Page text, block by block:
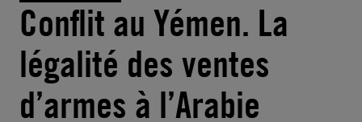
Conflit au Yémen. La
légalité des ventes
d’armes à l’Arabie